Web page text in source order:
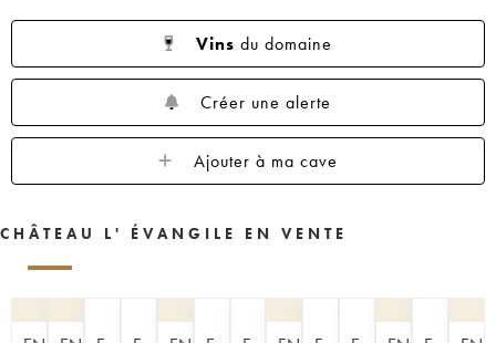
Vins du domaine
Créer une alerte
Ajouter à ma cave
CHÂTEAU L' ÉVANGILE EN VENTE